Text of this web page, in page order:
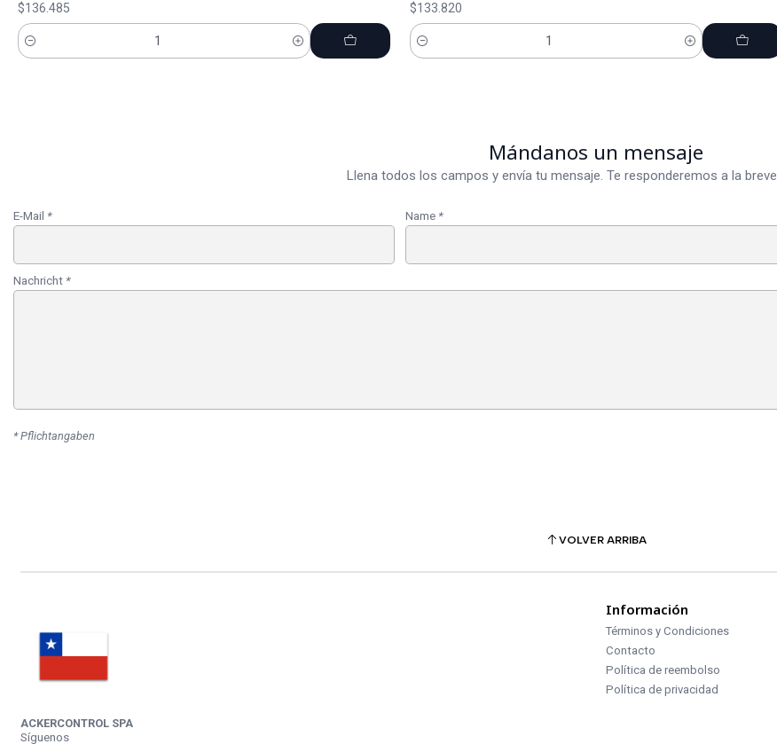
$136.485
Cantidad
$133.820
Cantidad
Mándanos un mensaje
Llena todos los campos y envía tu mensaje. Te responderemos a la
E-Mail * Name *
Nachricht *
* Pflichtangaben
VOLVER ARRIBA
ACKERCONTROL SPA
Síguenos
Información
Términos y Condiciones
Contacto
Política de reembolso
Política de privacidad